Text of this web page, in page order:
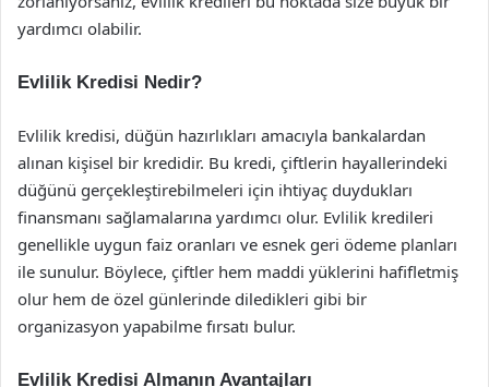
yardımcı olabilir.
Evlilik Kredisi Nedir?
Evlilik kredisi, düğün hazırlıkları amacıyla bankalardan
alınan kişisel bir kredidir. Bu kredi, çiftlerin hayallerindeki
düğünü gerçekleştirebilmeleri için ihtiyaç duydukları
finansmanı sağlamalarına yardımcı olur. Evlilik kredileri
genellikle uygun faiz oranları ve esnek geri ödeme planları
ile sunulur. Böylece, çiftler hem maddi yüklerini hafifletmiş
olur hem de özel günlerinde diledikleri gibi bir
organizasyon yapabilme fırsatı bulur.
Evlilik Kredisi Almanın Avantajları